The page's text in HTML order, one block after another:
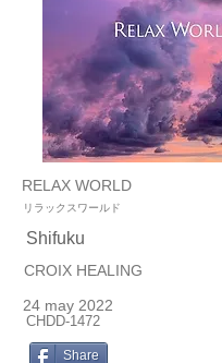
RELAX WORLD
リラックスワールド
Shifuku
CROIX HEALING
24 may 2022
CHDD-1472
Share